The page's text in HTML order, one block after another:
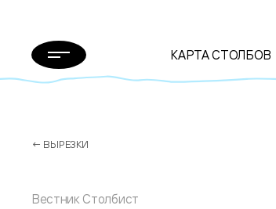
КАРТА СТОЛБОВ
← ВЫРЕЗКИ
Вестник Столбист